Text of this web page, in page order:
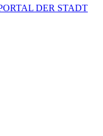
DER STADT